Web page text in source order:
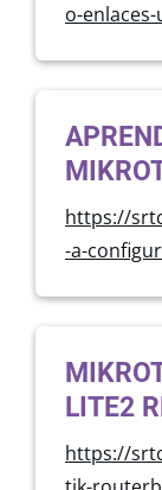
o-
https://
-a-
LITE2
https://